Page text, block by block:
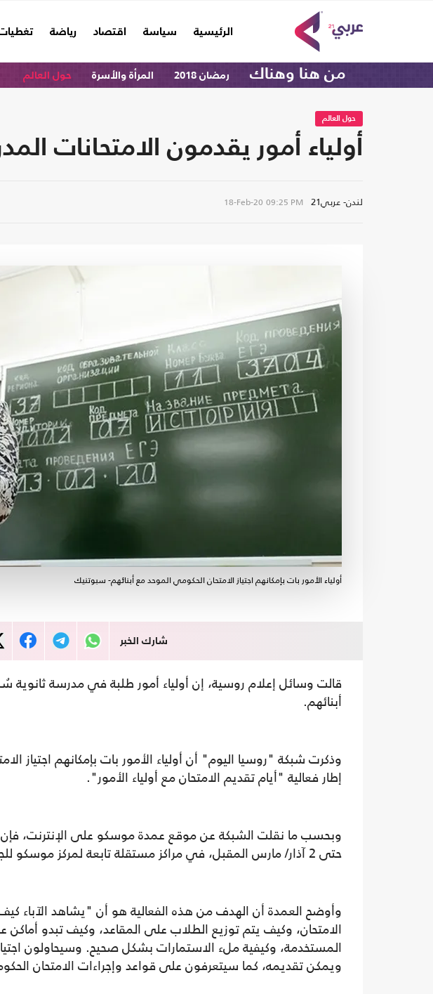
الرئيسية
(current) سياسة اقتصاد رياضة
من هنا وهناك رمضان 2018 المرأة والأسرة حول العالم
حول العالم
أولياء أمور يقدمون الامتحانات
لندن- عربي21 18-Feb-20 09:25 PM
أولياء الأمور بات بإمكانهم اجتياز الامتحان الحكومي الموحد مع أبنائهم- سبوتنيك
شارك الخبر
قالت وسائل إعلام روسية، إن أولياء أمور طلبة في مدرسة ثانوية
أبنائهم.
وذكرت شبكة "روسيا اليوم" أن أولياء الأمور بات بإمكانهم اجتياز
إطار فعالية "أيام تقديم الامتحان مع أولياء الأمور".
وبحسب ما نقلت الشبكة عن موقع عمدة موسكو على الإنترنت، فإن
حتى 2 آذار/ مارس المقبل، في مراكز مستقلة تابعة لمركز موسكو للجودة التعليمية.
وأوضح العمدة أن الهدف من هذه الفعالية هو أن "يشاهد الآباء
الامتحان، وكيف يتم توزيع الطلاب على المقاعد، وكيف تبدو أماكن
المستخدمة، وكيفية ملء الاستمارات بشكل صحيح. وسيحاولون
ويمكن تقديمه، كما سيتعرفون على قواعد وإجراءات الامتحان